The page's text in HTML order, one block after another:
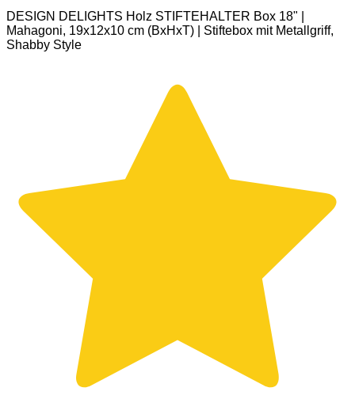
DESIGN DELIGHTS Holz STIFTEHALTER Box 18" |
Mahagoni, 19x12x10 cm (BxHxT) | Stiftebox mit Metallgriff,
Shabby Style